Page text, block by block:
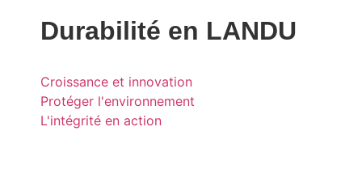
Durabilité en LANDU
Croissance et innovation
Protéger l'environnement
L'intégrité en action